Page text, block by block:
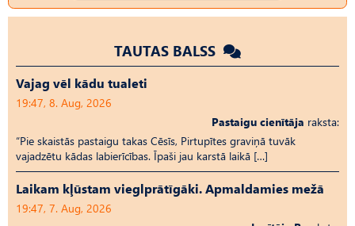
TAUTAS BALSS
Vajag vēl kādu tualeti
19:47, 8. Aug, 2026
Pastaigu cienītāja raksta:
“Pie skaistās pastaigu takas Cēsīs, Pirtupītes graviņā tuvāk
vajadzētu kādas labierīcības. Īpaši jau karstā laikā […]
Laikam kļūstam vieglprātīgāki. Apmaldamies mežā
19:47, 7. Aug, 2026